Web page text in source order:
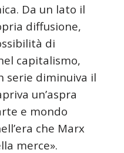
Da un lato il
diffusione,
di
capitalismo,
serie diminuiva il
un’aspra
e mondo
che Marx
merce».